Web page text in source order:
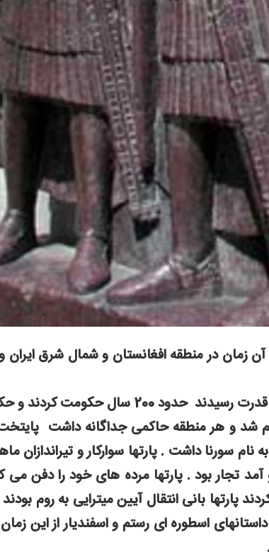
آن زمان در منطقه افغانستان و شمال شرق ایران
زندگی عشایری داشتند و بعد از سلوکیان به قدرت رسیدند حدود
که به 7 منطقه تقسیم شد و هر منطقه حاکمی جداگانه داشت
نام سورنا داشت . پارتها سوارکار و تیراندازان
تجار بود . پارتها مرده های خود را دفن
بانی انتقال آیین میترایی به روم
اسطوره ای رستم و اسفندیار از این